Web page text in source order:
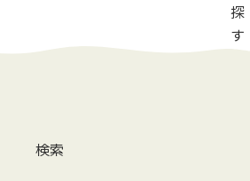
探
す
検索